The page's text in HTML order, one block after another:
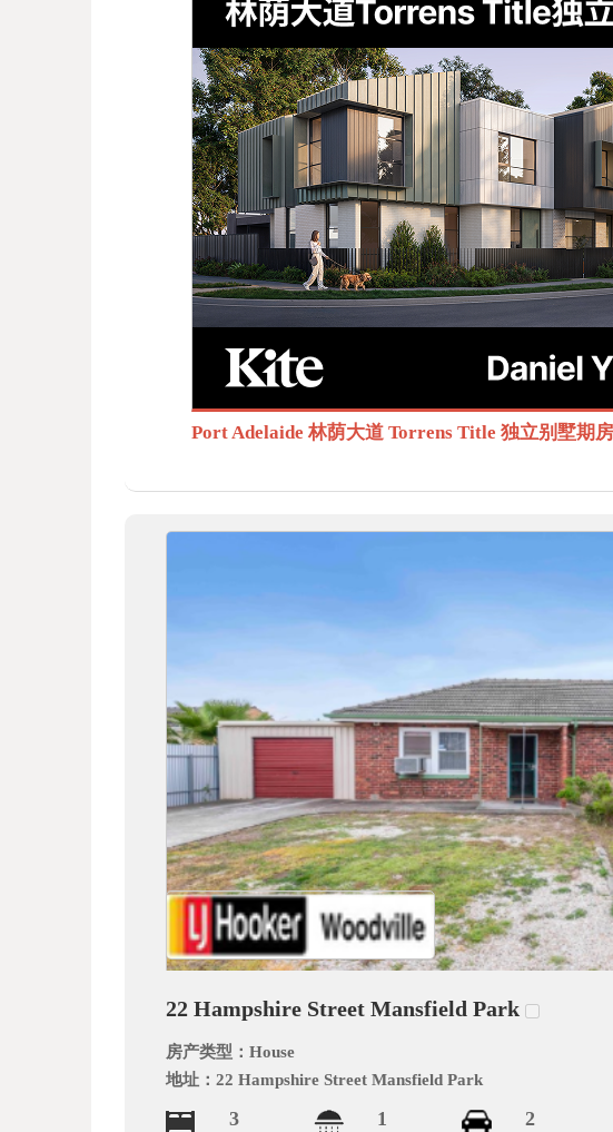
Port Adelaide 林荫大道 Torrens Title 独立别墅期房
22 Hampshire Street Mansfield Park
房产类型：House
地址：22 Hampshire Street Mansfield Park
3 1 2